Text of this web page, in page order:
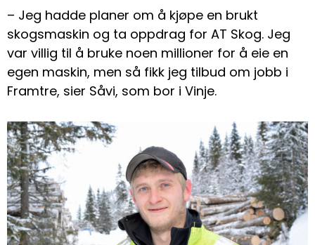
– Jeg hadde planer om å kjøpe en brukt
skogsmaskin og ta oppdrag for AT Skog. Jeg
var villig til å bruke noen millioner for å eie en
egen maskin, men så fikk jeg tilbud om jobb i
Framtre, sier Såvi, som bor i Vinje.